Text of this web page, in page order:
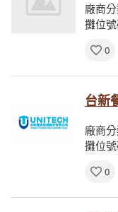
廠商分
攤位
0
台新
廠商分
攤位
0